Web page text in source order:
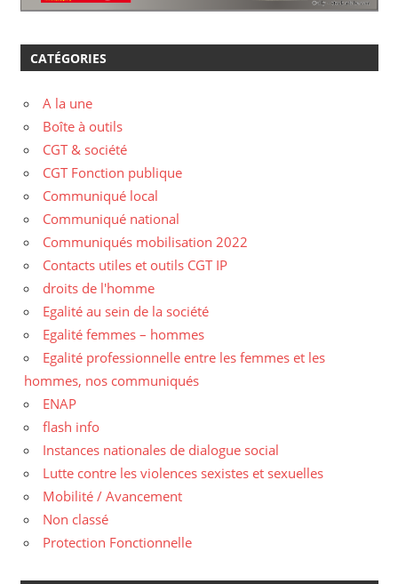
CATÉGORIES
A la une
Boîte à outils
CGT & société
CGT Fonction publique
Communiqué local
Communiqué national
Communiqués mobilisation 2022
Contacts utiles et outils CGT IP
droits de l'homme
Egalité au sein de la société
Egalité femmes – hommes
Egalité professionnelle entre les femmes et les
hommes, nos communiqués
ENAP
flash info
Instances nationales de dialogue social
Lutte contre les violences sexistes et sexuelles
Mobilité / Avancement
Non classé
Protection Fonctionnelle